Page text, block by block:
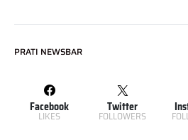
PRATI NEWSBAR
Facebook
LIKES
Twitter
FOLLOWERS